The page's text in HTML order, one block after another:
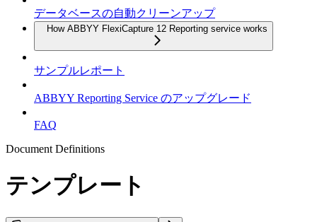
データベースの自動クリーンアップ
How ABBYY FlexiCapture 12 Reporting service works
サンプルレポート
ABBYY Reporting Service のアップグレード
FAQ
Document Definitions
テンプレート